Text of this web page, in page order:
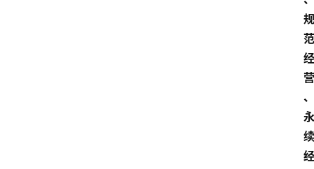
规
范
经
营
、
永
续
经